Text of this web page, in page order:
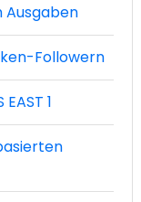
Ausgaben
Followern
1